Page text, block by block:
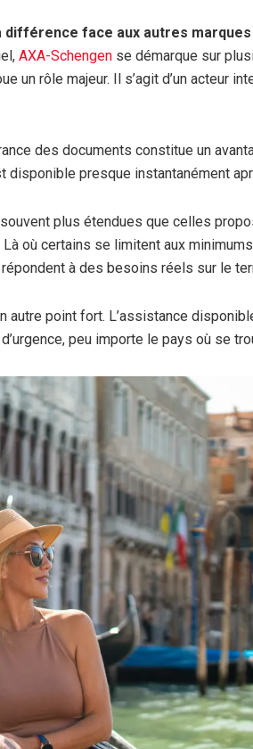
différence face aux autres marques
AXA-Schengen se démarque sur
un rôle majeur. Il s’agit d’un acteur
des documents constitue un
disponible presque instantanément
plus étendues que celles
où certains se limitent aux
à des besoins réels sur le
autre point fort. L’assistance
peu importe le pays où se